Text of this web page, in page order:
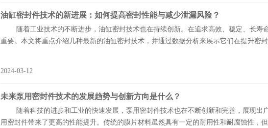
油缸密封件技术的新进展：如何提高密封性能与减少泄漏风险？
随着工业技术的不断进步，油缸密封技术也在持续创新。在追求高效、稳定、长寿
重要。本文将重点介绍几种最新的油缸密封技术，并通过数据分析来展示它们在提升密
2024-03-12
未来泵用密封件技术的发展趋势与创新方向是什么？
随着科技的进步和工业的快速发展，泵用密封件技术也在不断创新和完善，展现出
用密封件带来了更高的性能提升。传统的膜片材料虽然具有一定的耐用性和耐腐蚀性，